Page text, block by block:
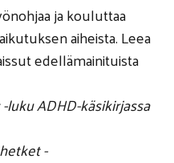
ja kouluttaa
aiheista. Leea
edellämainituista
ADHD-käsikirjassa
-